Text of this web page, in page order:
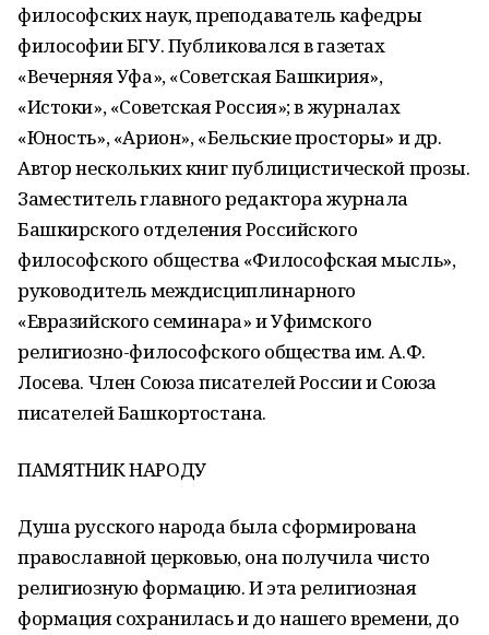
философских наук, преподаватель кафедры
философии БГУ. Публиковался в газетах
«Вечерняя Уфа», «Советская Башкирия»,
«Истоки», «Советская Россия»; в журналах
«Юность», «Арион», «Бельские просторы» и др.
Автор нескольких книг публицистической прозы.
Заместитель главного редактора журнала
Башкирского отделения Российского
философского общества «Философская мысль»,
руководитель междисциплинарного
«Евразийского семинара» и Уфимского
религиозно-философского общества им. А.Ф.
Лосева. Член Союза писателей России и Союза
писателей Башкортостана.
ПАМЯТНИК НАРОДУ
Душа русского народа была сформирована
православной церковью, она получила чисто
религиозную формацию. И эта религиозная
формация сохранилась и до нашего времени, до